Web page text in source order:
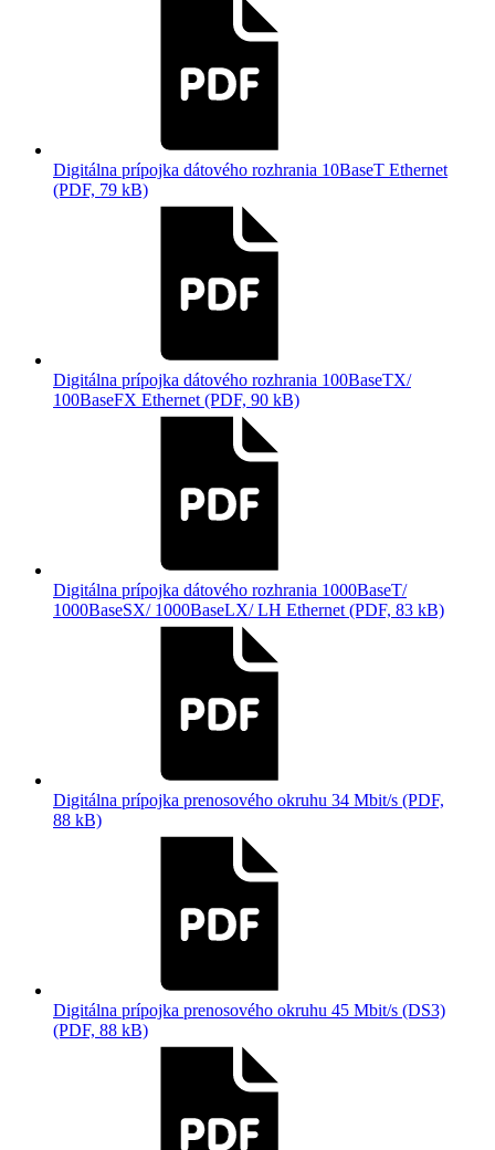
Digitálna prípojka dátového rozhrania 10BaseT Ethernet
(PDF, 79 kB)
Digitálna prípojka dátového rozhrania 100BaseTX/
100BaseFX Ethernet (PDF, 90 kB)
Digitálna prípojka dátového rozhrania 1000BaseT/
1000BaseSX/ 1000BaseLX/ LH Ethernet (PDF, 83 kB)
Digitálna prípojka prenosového okruhu 34 Mbit/s (PDF,
88 kB)
Digitálna prípojka prenosového okruhu 45 Mbit/s (DS3)
(PDF, 88 kB)